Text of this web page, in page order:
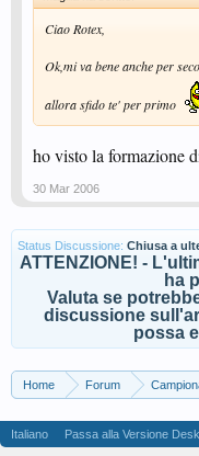
Ciao Rotex,
Ok,mi va bene anche per
allora sfido te' per primo
ho visto la formazione
30 Mar 2006
Status Discussione: Chiusa a
ATTENZIONE! -
ha
Valuta se
discussione
possa
Home Forum
Italiano Passa alla Versione